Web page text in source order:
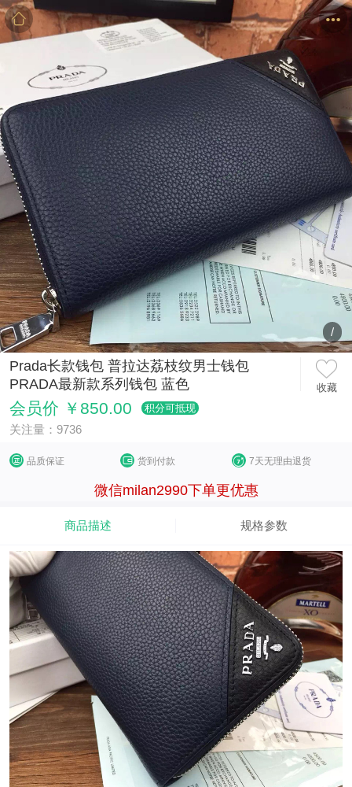
商品 详情 评价
/
Prada长款钱包 普拉达荔枝纹男士钱包
PRADA最新款系列钱包 蓝色
收藏
会员价 ￥850.00 积分可抵现
关注量：9736
品质保证 货到付款 7天无理由退货
微信milan2990下单更优惠
商品描述 规格参数